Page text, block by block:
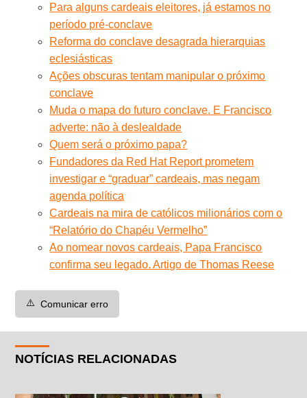
Para alguns cardeais eleitores, já estamos no
período pré-conclave
Reforma do conclave desagrada hierarquias
eclesiásticas
Ações obscuras tentam manipular o próximo
conclave
Muda o mapa do futuro conclave. E Francisco
adverte: não à deslealdade
Quem será o próximo papa?
Fundadores da Red Hat Report prometem
investigar e “graduar” cardeais, mas negam
agenda política
Cardeais na mira de católicos milionários com o
“Relatório do Chapéu Vermelho”
Ao nomear novos cardeais, Papa Francisco
confirma seu legado. Artigo de Thomas Reese
⚠️ Comunicar erro
NOTÍCIAS RELACIONADAS